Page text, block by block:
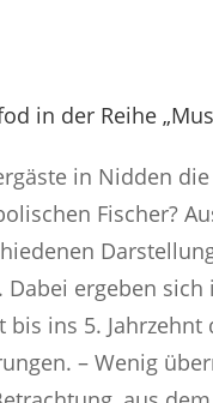
in der Reihe
in Nidden
Fischer?
ergeben
ins 5. Jahrzehnt
– Wenig